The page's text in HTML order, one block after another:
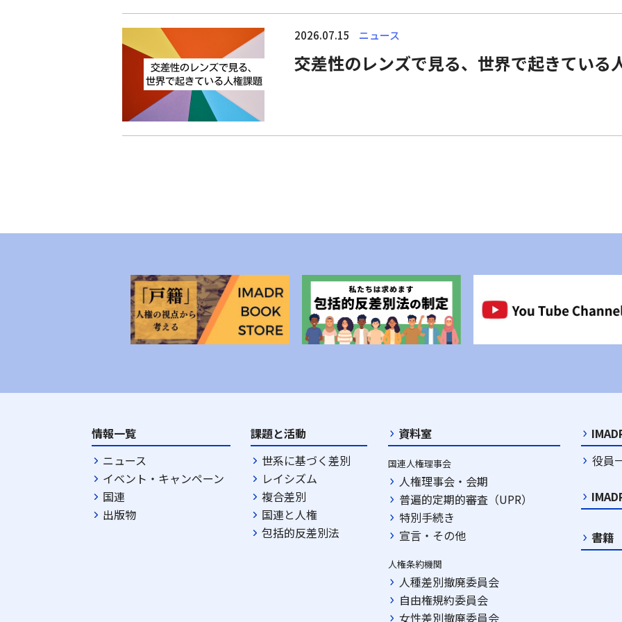
2026.07.15 ニュース
交差性のレンズで見る、世界で起きている
情報一覧
ニュース
イベント・キャンペーン
国連
出版物
課題と活動
世系に基づく差別
レイシズム
複合差別
国連と人権
包括的反差別法
資料室
国連人権理事会
人権理事会・会期
普遍的定期的審査（UPR）
特別手続き
宣言・その他
人権条約機関
人種差別撤廃委員会
自由権規約委員会
女性差別撤廃委員会
役員
書籍